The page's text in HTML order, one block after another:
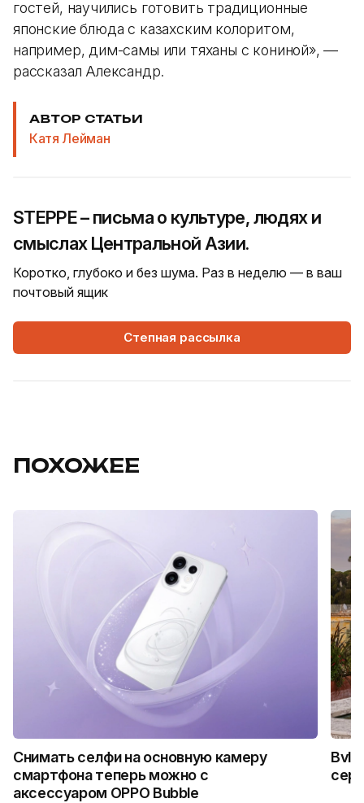
гостей, научились готовить традиционные
японские блюда с казахским колоритом,
например, дим-самы или тяханы с кониной», —
рассказал Александр.
АВТОР СТАТЬИ
Катя Лейман
STEPPE – письма о культуре, людях и
смыслах Центральной Азии.
Коротко, глубоко и без шума. Раз в неделю — в ваш
почтовый ящик
Степная рассылка
ПОХОЖЕЕ
Снимать селфи на основную камеру
смартфона теперь можно с
аксессуаром OPPO Bubble